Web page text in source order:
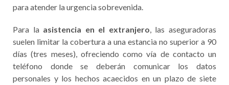
para atender la urgencia sobrevenida.
Para la asistencia en el extranjero, las aseguradoras
suelen limitar la cobertura a una estancia no superior a 90
días (tres meses), ofreciendo como vía de contacto un
teléfono donde se deberán comunicar los datos
personales y los hechos acaecidos en un plazo de siete